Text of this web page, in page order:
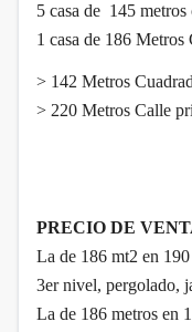
5 casa de 145
1 casa de 186
> 142 Metros
> 220 Metros Calle
PRECIO DE
La de 186 mt2 en
3er nivel, pergolado,
La de 186 metros en